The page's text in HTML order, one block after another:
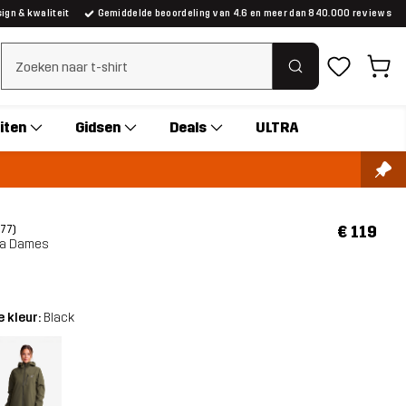
& kwaliteit Gemiddelde beoordeling van 4.6 en meer dan 840.000 reviews
Zoeken wissen
Gidsen Deals ULTRA
Dames
€ 119
kleur: Black